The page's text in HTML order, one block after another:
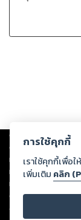
Copyright © 2026
ต่อผลงานหรือเนื้อหาใ
ทรัพย์สินทางปัญญาข
ทุกท่านโปรดใช้วิจาร
หนึ่งส่วนใดขัดต่อกฎห
ดำเนินการในทันที ทั้
ลิขสิทธิ์ พ.ศ. 2537 (ฉบั
การใช้คุกกี้
เราใช้คุกกี้เพื่อ
เพิ่มเติม คลิก